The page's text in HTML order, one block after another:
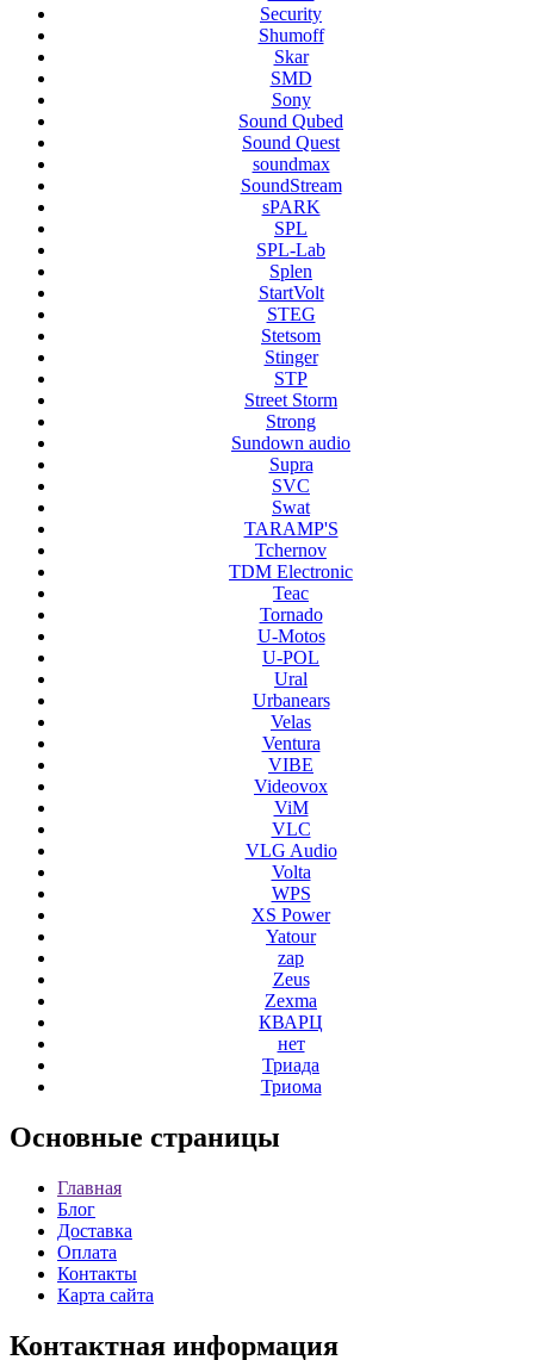
Security
Shumoff
Skar
SMD
Sony
Sound Qubed
Sound Quest
soundmax
SoundStream
sPARK
SPL
SPL-Lab
Splen
StartVolt
STEG
Stetsom
Stinger
STP
Street Storm
Strong
Sundown audio
Supra
SVC
Swat
TARAMP'S
Tchernov
TDM Electronic
Teac
Tornado
U-Motos
U-POL
Ural
Urbanears
Velas
Ventura
VIBE
Videovox
ViM
VLC
VLG Audio
Volta
WPS
XS Power
Yatour
zap
Zeus
Zexma
КВАРЦ
нет
Триада
Триома
Основные страницы
Главная
Блог
Доставка
Оплата
Контакты
Карта сайта
Контактная информация